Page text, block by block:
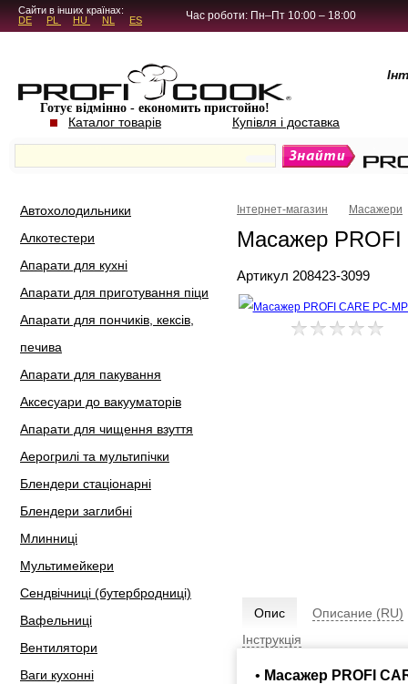
5.4.45Сайти в інших країнах:
DE
PL HU NL ES Час роботи: Пн–Пт 10:00 – 18:00
Готує відмінно - економить пристойно!
Каталог товарів Купівля і доставка
Автохолодильники
Алкотестери
Апарати для кухні
Апарати для приготування піци
Апарати для пончиків, кексів,
печива
Апарати для пакування
Аксесуари до вакууматорів
Апарати для чищення взуття
Аерогрилі та мультипічки
Блендери стаціонарні
Блендери заглибні
Млинниці
Мультимейкери
Сендвічниці (бутербродниці)
Вафельниці
Вентилятори
Ваги кухонні
Інтернет-магазин Масажери
Масажер PROFI
Артикул 208423-3099
Опис
Описание (RU)
Інструкція
• Масажер PROFI